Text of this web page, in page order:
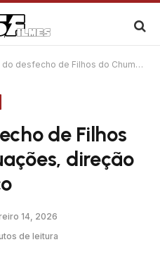
de Filhos do Chumbo: atuações, direção e roteiro em foco
de Filhos
direção
14, 2026
de leitura